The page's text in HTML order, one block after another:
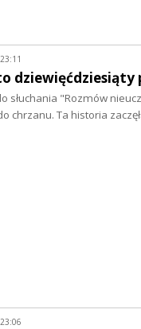
dziewięćdziesiąty
słuchania "Rozmów
chrzanu. Ta historia